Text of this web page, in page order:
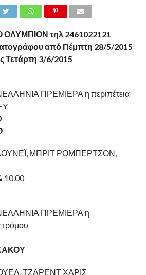
τηλ 2461022121
από Πέμπτη 28/5/2015
Τετάρτη 3/6/2015
ΠΡΕΜΙΕΡΑ η περιπέτεια
ΜΠΡΙΤ ΡΟΜΠΕΡΤΣΟΝ,
10.00
ΠΡΕΜΙΕΡΑ η
τρόμου
ΤΖΑΡΕΝΤ ΧΑΡΙΣ